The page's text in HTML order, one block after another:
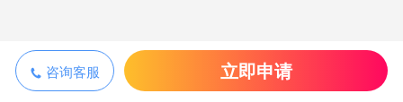
咨询客服 立即申请